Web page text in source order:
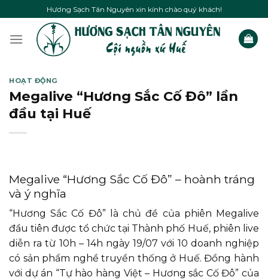
to
content
Hương Sạch Tân Nguyên xin kính chào quý khách!
HOẠT ĐỘNG
Megalive “Hương Sắc Cố Đô” lần
đầu tại Huế
Megalive “Hương Sắc Cố Đô” – hoành tráng
và ý nghĩa
“Hương Sắc Cố Đô” là chủ đề của phiên Megalive
đầu tiên được tổ chức tại Thành phố Huế, phiên live
diễn ra từ 10h – 14h ngày 19/07 với 10 doanh nghiệp
có sản phẩm nghề truyền thống ở Huế. Đồng hành
với dự án “Tự hào hàng Việt – Hương sắc Cố Đô” của